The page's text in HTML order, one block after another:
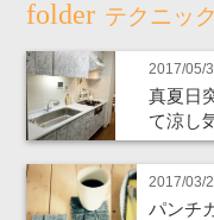
テクニック
2017/05/
真夏日
て涼し
2017/03/
パンチ